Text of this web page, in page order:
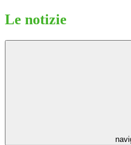
Le notizie